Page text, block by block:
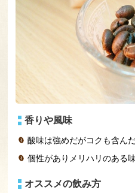
香りや風味
酸味は強めだがコクも含ん
個性がありメリハリのある
オススメの飲み方